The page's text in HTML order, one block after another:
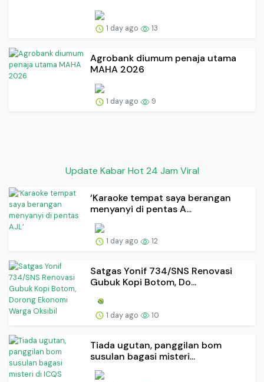
1 day ago 13
Agrobank diumum penaja utama
MAHA 2026
1 day ago 9
Update Kabar Hot 24 Jam Viral
‘Karaoke tempat saya berangan
menyanyi di pentas A...
1 day ago 12
Satgas Yonif 734/SNS Renovasi
Gubuk Kopi Botom, Do...
1 day ago 10
Tiada ugutan, panggilan bom
susulan bagasi misteri...